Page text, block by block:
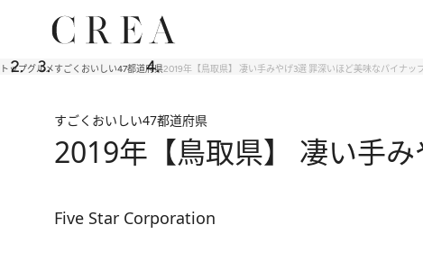
トップグルメすごくおいしい47都道府県2019年【鳥取県】 凄い手みやげ3選 罪深いほど美味なパイナッ
すごくおいしい47都道府県
2019年【鳥取県】 凄い手
Five Star Corporation